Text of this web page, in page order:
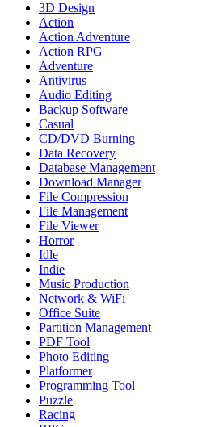
3D Design
Action
Action Adventure
Action RPG
Adventure
Antivirus
Audio Editing
Backup Software
Casual
CD/DVD Burning
Data Recovery
Database Management
Download Manager
File Compression
File Management
File Viewer
Horror
Idle
Indie
Music Production
Network & WiFi
Office Suite
Partition Management
PDF Tool
Photo Editing
Platformer
Programming Tool
Puzzle
Racing